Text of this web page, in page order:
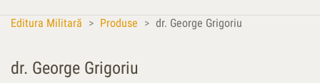
Editura Militară > Produse > dr. George Grigoriu
dr. George Grigoriu